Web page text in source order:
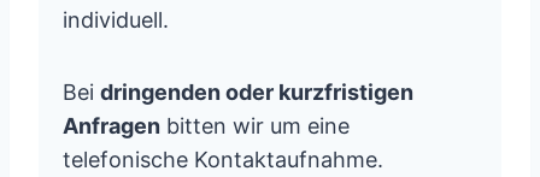
individuell.
Bei dringenden oder kurzfristigen
Anfragen bitten wir um eine
telefonische Kontaktaufnahme.